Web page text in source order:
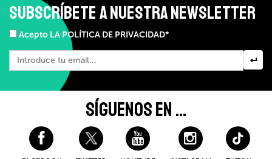
SUBSCRÍBETE A NUESTRA NEWSLETTER
Acepto LA POLÍTICA DE PRIVACIDAD*
SÍGUENOS EN ...